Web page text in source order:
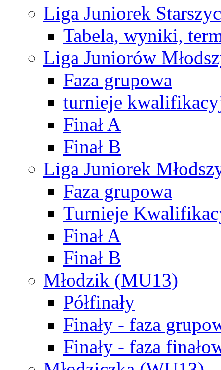
Liga Juniorek
Tabela, wyniki,
Liga Juniorów
Faza grupowa
turnieje
Finał A
Finał B
Liga Juniorek
Faza grupowa
Turnieje
Finał A
Finał B
Młodzik (MU13)
Półfinały
Finały - faza
Finały - faza